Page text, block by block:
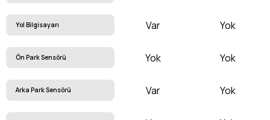
Yol Bilgisayarı Var Yok
Ön Park Sensörü Yok Yok
Arka Park Sensörü Var Yok